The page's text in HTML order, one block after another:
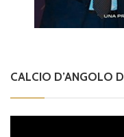
CALCIO D’ANGOLO